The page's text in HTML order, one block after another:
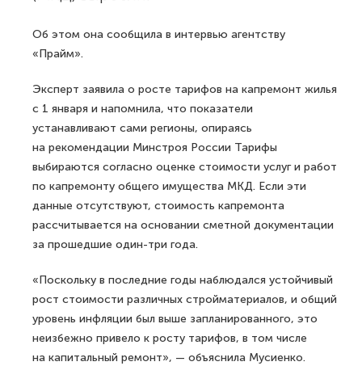
Об этом она сообщила в интервью агентству
«Прайм».
Эксперт заявила о росте тарифов на капремонт жилья
с 1 января и напомнила, что показатели
устанавливают сами регионы, опираясь
на рекомендации Минстроя России Тарифы
выбираются согласно оценке стоимости услуг и работ
по капремонту общего имущества МКД. Если эти
данные отсутствуют, стоимость капремонта
рассчитывается на основании сметной документации
за прошедшие один-три года.
«Поскольку в последние годы наблюдался устойчивый
рост стоимости различных стройматериалов, и общий
уровень инфляции был выше запланированного, это
неизбежно привело к росту тарифов, в том числе
на капитальный ремонт», — объяснила Мусиенко.